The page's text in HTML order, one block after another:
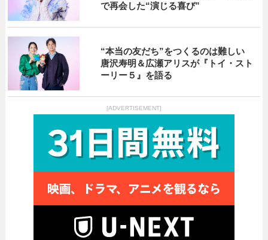
で再会した“演じる喜び”
“本当の友だち”をつくるのは難しい
唐沢寿明＆広瀬アリスが『トイ・スト
ーリー５』を語る
[ADVERTISEMENT]